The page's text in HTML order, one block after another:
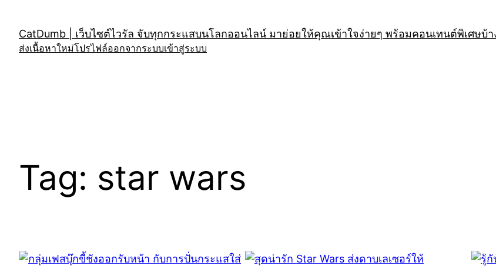
content
CatDumb | เว็บไซต์ไวรัล จับทุกกระแสบนโลกออนไลน์ มาย่อยให้คุณเข้าใจง่ายๆ พร้อมคอนเทนต์พิเศษบ้า
ส่งเนื้อหาใหม่โปรไฟล์ออกจากระบบเข้าสู่ระบบ
Tag: star wars